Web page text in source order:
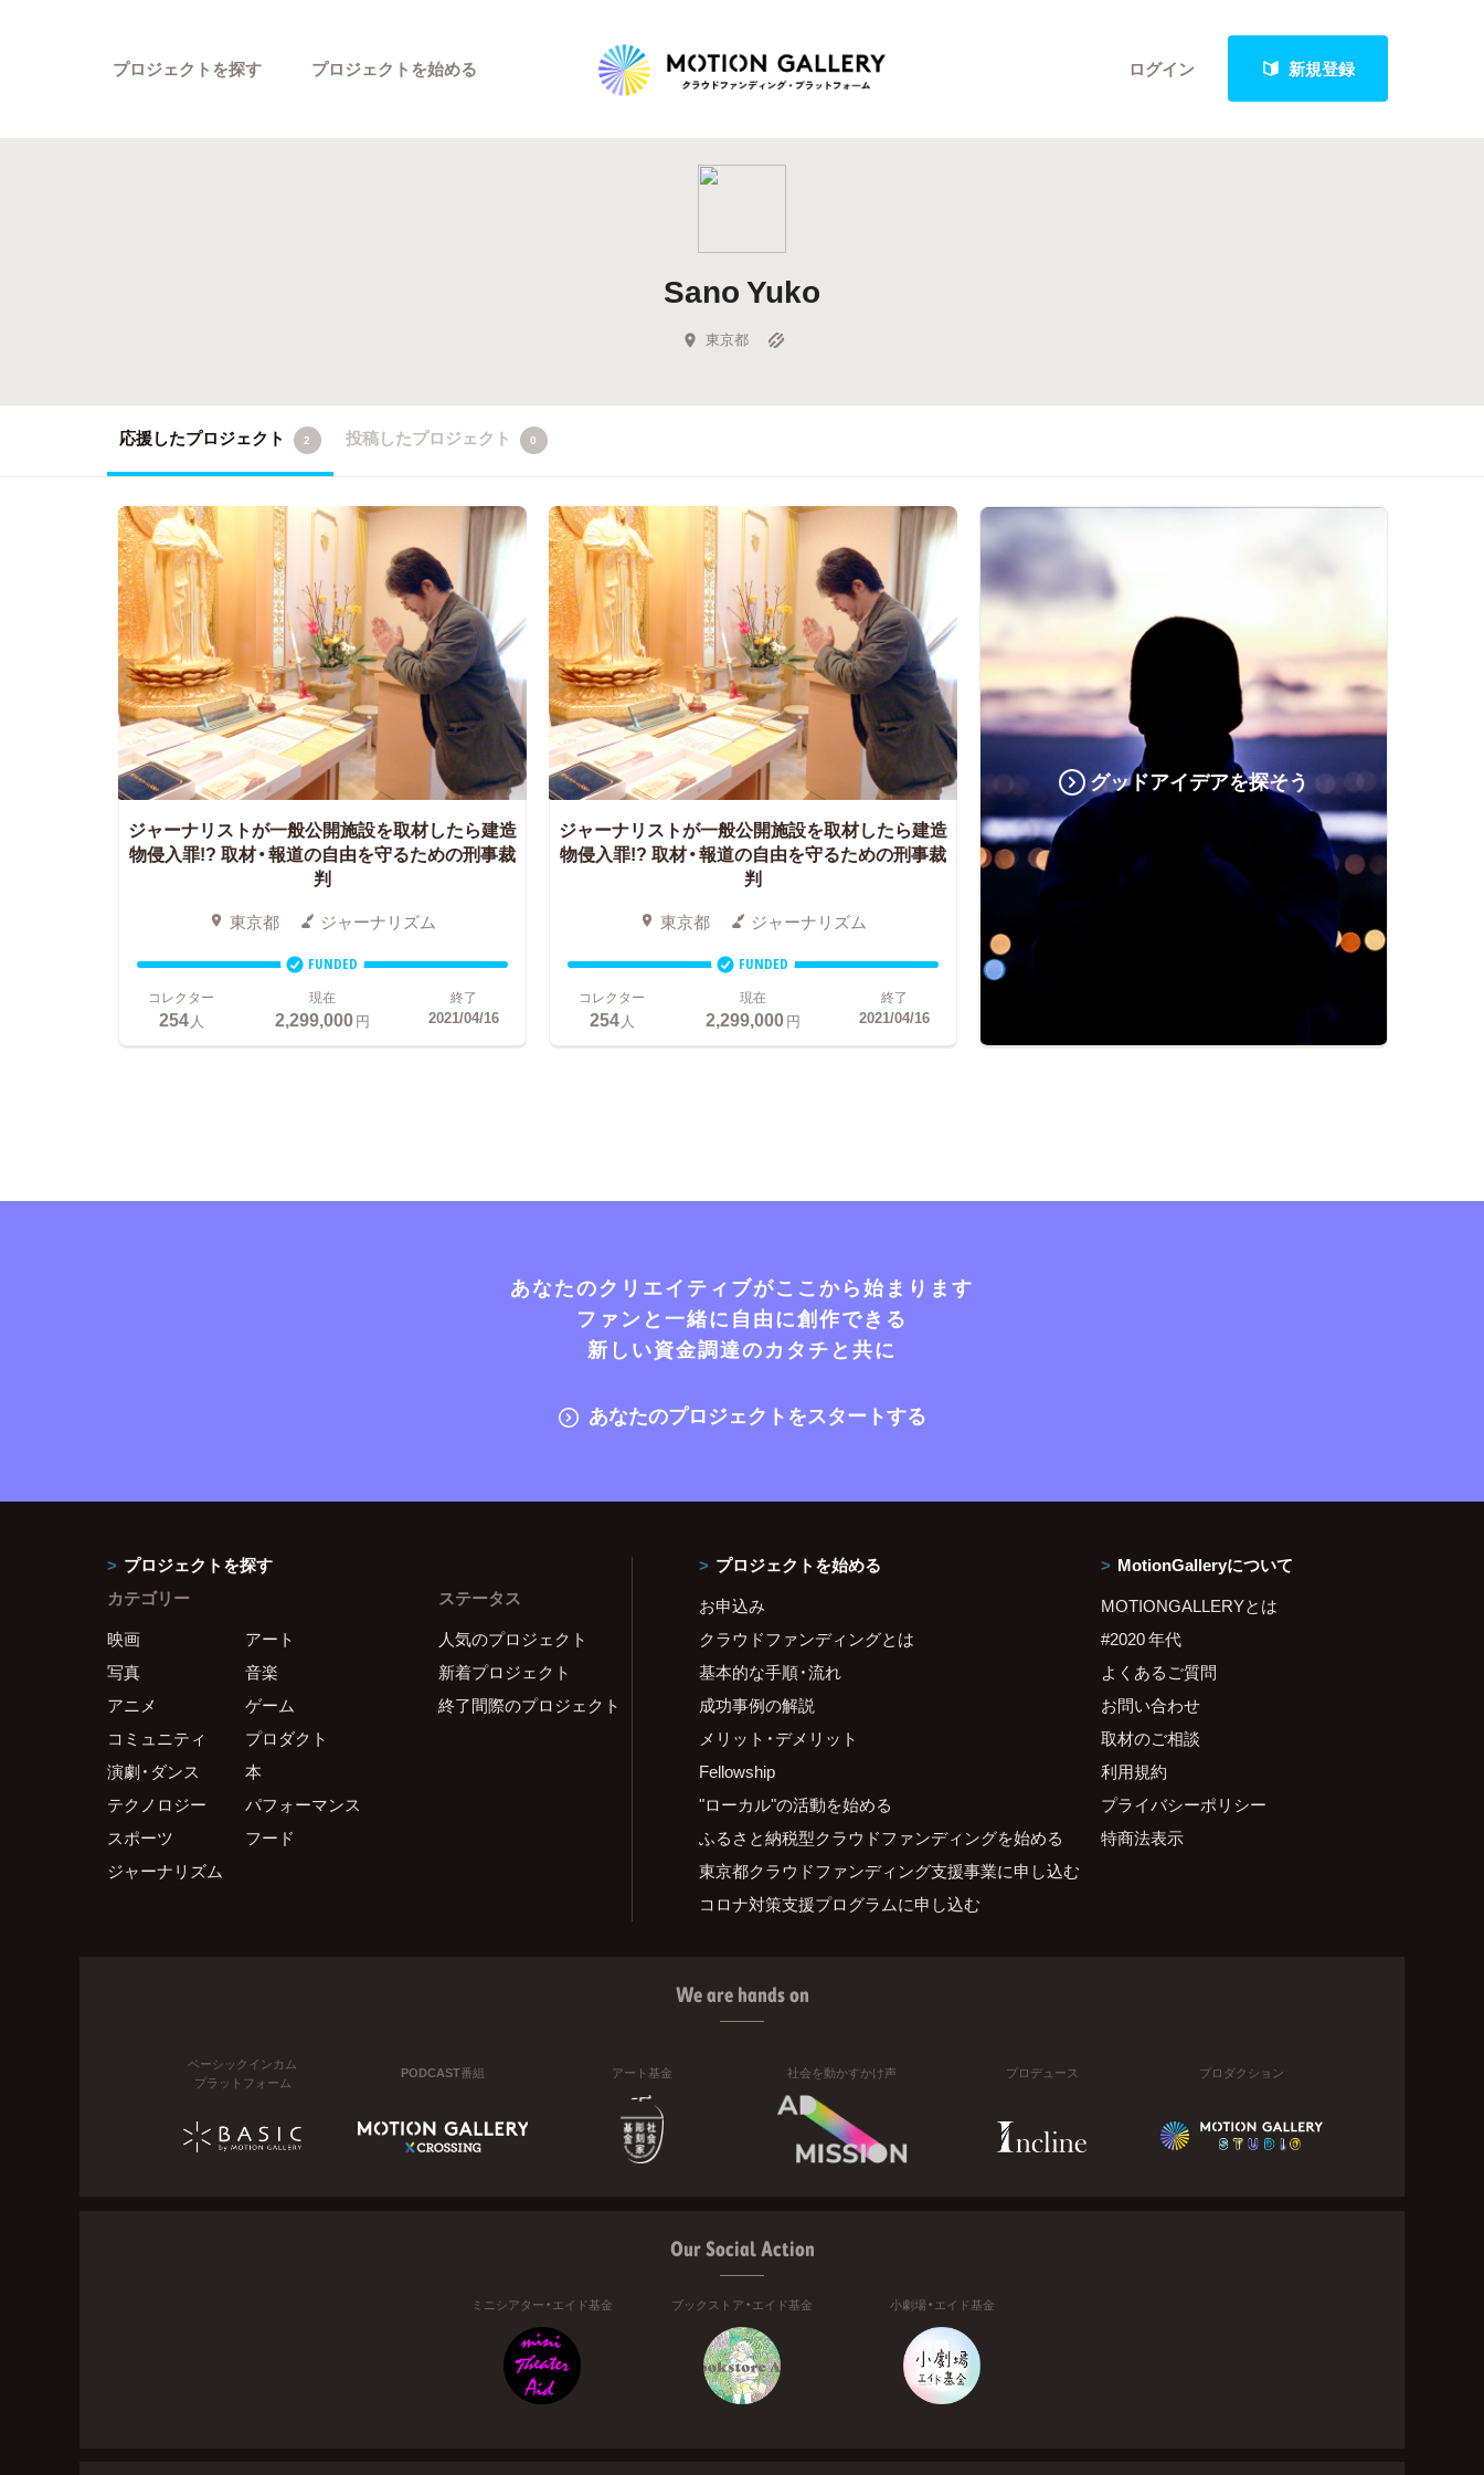
ログイン 新規登録
プロジェクトを探す
Highlight
Feature
キュレーターから探す
プロジェクトを始める
Sano Yuko
東京都
応援したプロジェクト 2 投稿したプロジェクト 0
ジャーナリストが一般公開施設を取材したら建造
物侵入罪!? 取材・報道の自由を守るための刑事裁
判
東京都 ジャーナリズム
FUNDED
コレクター
254人
現在
2,299,000円
終了
2021/04/16
ジャーナリストが一般公開施設を取材したら建造
物侵入罪!? 取材・報道の自由を守るための刑事裁
判
東京都 ジャーナリズム
FUNDED
コレクター
254人
現在
2,299,000円
終了
2021/04/16
グッドアイデアを探そう
あなたのクリエイティブがここから始まります
ファンと一緒に自由に創作できる
新しい資金調達のカタチと共に
あなたのプロジェクトをスタートする
プロジェクトを探す
カテゴリー
映画
アート
写真
音楽
アニメ
ゲーム
コミュニティ
プロダクト
演劇・ダンス
本
テクノロジー
パフォーマンス
スポーツ
フード
ジャーナリズム
ステータス
人気のプロジェクト
新着プロジェクト
終了間際のプロジェクト
プロジェクトを始める
お申込み
クラウドファンディングとは
基本的な手順・流れ
成功事例の解説
メリット・デメリット
Fellowship
"ローカル"の活動を始める
ふるさと納税型クラウドファンディングを始める
東京都クラウドファンディング支援事業に申し込む
コロナ対策支援プログラムに申し込む
MotionGalleryについて
MOTIONGALLERYとは
#2020 年代
よくあるご質問
お問い合わせ
取材のご相談
利用規約
プライバシーポリシー
特商法表示
We are hands on
ベーシックインカム
プラットフォーム
PODCAST番組 アート基金 社会を動かすかけ声 プロデュース プロダクション
Our Social Action
ミニシアター・エイド基金 ブックストア・エイド基金 小劇場・エイド基金